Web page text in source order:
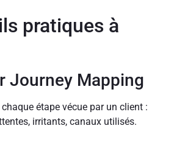
pratiques à
Journey Mapping
étape vécue par un client :
irritants, canaux utilisés.